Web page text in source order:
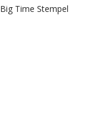
Time Stempel